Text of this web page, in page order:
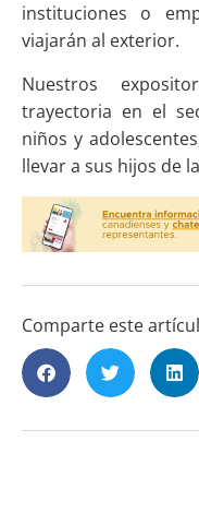
instituciones o
viajarán al exterior.
Nuestros
trayectoria en el
niños y
llevar a sus hijos de
Comparte este